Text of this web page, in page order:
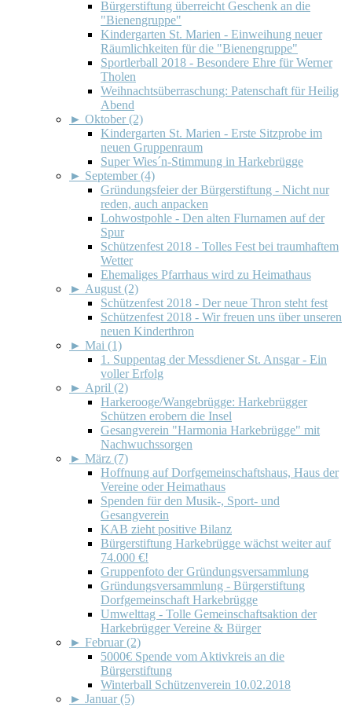
Bürgerstiftung überreicht Geschenk an die
"Bienengruppe"
Kindergarten St. Marien - Einweihung neuer
Räumlichkeiten für die "Bienengruppe"
Sportlerball 2018 - Besondere Ehre für Werner
Tholen
Weihnachtsüberraschung: Patenschaft für Heilig
Abend
► Oktober (2)
Kindergarten St. Marien - Erste Sitzprobe im
neuen Gruppenraum
Super Wies´n-Stimmung in Harkebrügge
► September (4)
Gründungsfeier der Bürgerstiftung - Nicht nur
reden, auch anpacken
Lohwostpohle - Den alten Flurnamen auf der
Spur
Schützenfest 2018 - Tolles Fest bei traumhaftem
Wetter
Ehemaliges Pfarrhaus wird zu Heimathaus
► August (2)
Schützenfest 2018 - Der neue Thron steht fest
Schützenfest 2018 - Wir freuen uns über unseren
neuen Kinderthron
► Mai (1)
1. Suppentag der Messdiener St. Ansgar - Ein
voller Erfolg
► April (2)
Harkerooge/Wangebrügge: Harkebrügger
Schützen erobern die Insel
Gesangverein "Harmonia Harkebrügge" mit
Nachwuchssorgen
► März (7)
Hoffnung auf Dorfgemeinschaftshaus, Haus der
Vereine oder Heimathaus
Spenden für den Musik-, Sport- und
Gesangverein
KAB zieht positive Bilanz
Bürgerstiftung Harkebrügge wächst weiter auf
74.000 €!
Gruppenfoto der Gründungsversammlung
Gründungsversammlung - Bürgerstiftung
Dorfgemeinschaft Harkebrügge
Umwelttag - Tolle Gemeinschaftsaktion der
Harkebrügger Vereine & Bürger
► Februar (2)
5000€ Spende vom Aktivkreis an die
Bürgerstiftung
Winterball Schützenverein 10.02.2018
► Januar (5)